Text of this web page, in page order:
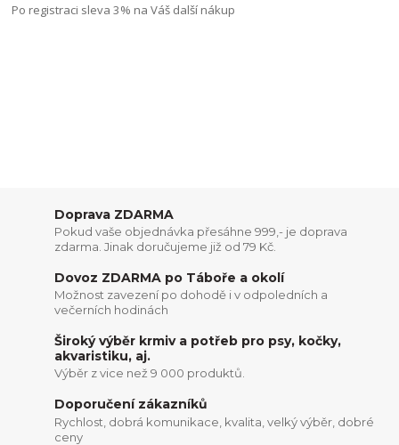
Po registraci sleva 3% na Váš další nákup
Doprava ZDARMA
Pokud vaše objednávka přesáhne 999,- je doprava
zdarma. Jinak doručujeme již od 79 Kč.
Dovoz ZDARMA po Táboře a okolí
Možnost zavezení po dohodě i v odpoledních a
večerních hodinách
Široký výběr krmiv a potřeb pro psy, kočky,
akvaristiku, aj.
Výběr z vice než 9 000 produktů.
Doporučení zákazníků
Rychlost, dobrá komunikace, kvalita, velký výběr, dobré
ceny